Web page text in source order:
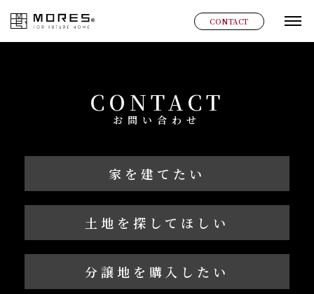
MORES CONTACT グ
CONTACT
お問い合わせ
家を建てたい
土地を探してほしい
分譲地を購入したい